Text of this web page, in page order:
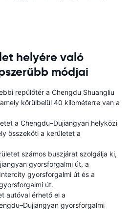
helyére való
módjai
repülőtér a Chengdu Shuangliu
körülbelül 40 kilométerre van a
a Chengdu–Dujiangyan helyközi
összeköti a kerületet a
számos buszjárat szolgálja ki,
gyorsforgalmi út, a
gyorsforgalmi út és a
út.
autóval érhető el a
gyorsforgalmi